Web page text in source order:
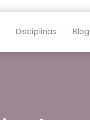
Disciplinas Blog